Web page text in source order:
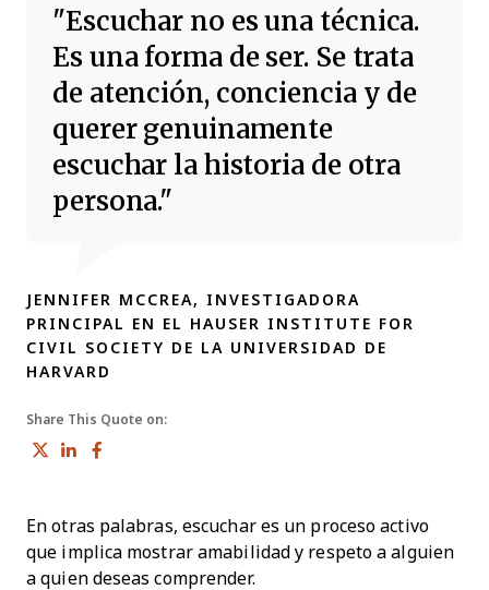
Escuchar no es una técnica.
Es una forma de ser. Se trata
de atención, conciencia y de
querer genuinamente
escuchar la historia de otra
persona.
JENNIFER MCCREA, INVESTIGADORA
PRINCIPAL EN EL HAUSER INSTITUTE FOR
CIVIL SOCIETY DE LA UNIVERSIDAD DE
HARVARD
Share This Quote on:
Share on Twitter
Share on LinkedIn
En otras palabras, escuchar es un proceso activo
que implica mostrar amabilidad y respeto a alguien
a quien deseas comprender.